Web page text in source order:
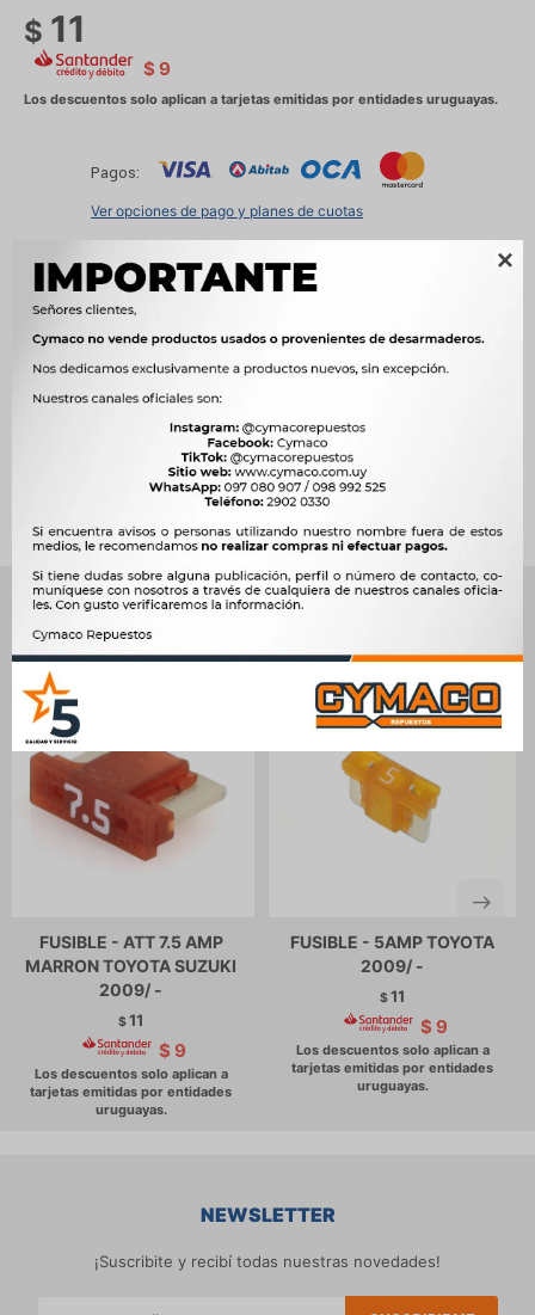

$ 11
$ 9
Pagos:
Ver opciones de pago y planes de cuotas
Métodos y costos de envío
   
Ver mas productos de la marca Sin Marca
Productos que te pueden interesar
FUSIBLE - ATT 7.5 AMP
MARRON TOYOTA SUZUKI
2009/ -
$11
$ 9
FUSIBLE - 5AMP TOYOTA
2009/ -
$11
$ 9
NEWSLETTER
¡Suscribite y recibí todas nuestras novedades!